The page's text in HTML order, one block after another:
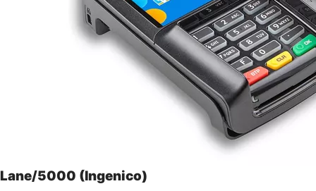
Lane/5000 (Ingenico)